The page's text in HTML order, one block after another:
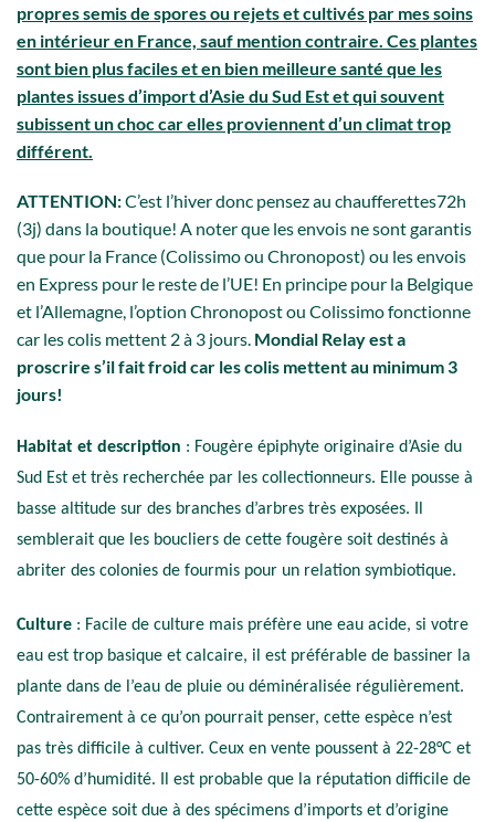
propres semis de spores ou rejets et cultivés par mes soins
en intérieur en France, sauf mention contraire. Ces plantes
sont bien plus faciles et en bien meilleure santé que les
plantes issues d’import d’Asie du Sud Est et qui souvent
subissent un choc car elles proviennent d’un climat trop
différent.
ATTENTION:C’est l’hiver donc pensez au chaufferettes72h
(3j) dans la boutique! A noter que les envois ne sont garantis
que pour la France (Colissimo ou Chronopost) ou les envois
en Express pour le reste de l’UE! En principe pour la Belgique
et l’Allemagne, l’option Chronopost ou Colissimo fonctionne
car les colis mettent 2 à 3 jours. Mondial Relay est a
proscrire s’il fait froid car les colis mettent au minimum 3
jours!
Habitat et description : Fougère épiphyte originaire d’Asie du
Sud Est et très recherchée par les collectionneurs. Elle pousse à
basse altitude sur des branches d’arbres très exposées. Il
semblerait que les boucliers de cette fougère soit destinés à
abriter des colonies de fourmis pour un relation symbiotique.
Culture : Facile de culture mais préfère une eau acide, si votre
eau est trop basique et calcaire, il est préférable de bassiner la
plante dans de l’eau de pluie ou déminéralisée régulièrement.
Contrairement à ce qu’on pourrait penser, cette espèce n’est
pas très difficile à cultiver. Ceux en vente poussent à 22-28°C et
50-60% d’humidité. Il est probable que la réputation difficile de
cette espèce soit due à des spécimens d’imports et d’origine